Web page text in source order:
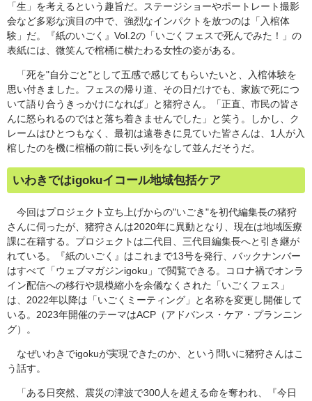
「生」を考えるという趣旨だ。ステージショーやポートレート撮影
会など多彩な演目の中で、強烈なインパクトを放つのは「入棺体
験」だ。『紙のいごく』Vol.2の「いごくフェスで死んでみた！」の
表紙には、微笑んで棺桶に横たわる女性の姿がある。
「死を"自分ごと"として五感で感じてもらいたいと、入棺体験を
思い付きました。フェスの帰り道、その日だけでも、家族で死につ
いて語り合うきっかけになれば」と猪狩さん。「正直、市民の皆さ
んに怒られるのではと落ち着きませんでした」と笑う。しかし、ク
レームはひとつもなく、最初は遠巻きに見ていた皆さんは、1人が入
棺したのを機に棺桶の前に長い列をなして並んだそうだ。
いわきではigokuイコール地域包括ケア
今回はプロジェクト立ち上げからの"いごき"を初代編集長の猪狩
さんに伺ったが、猪狩さんは2020年に異動となり、現在は地域医療
課に在籍する。プロジェクトは二代目、三代目編集長へと引き継が
れている。『紙のいごく』はこれまで13号を発行、バックナンバー
はすべて「ウェブマガジンigoku」で閲覧できる。コロナ禍でオンラ
イン配信への移行や規模縮小を余儀なくされた「いごくフェス」
は、2022年以降は「いごくミーティング」と名称を変更し開催して
いる。2023年開催のテーマはACP（アドバンス・ケア・プランニン
グ）。
なぜいわきでigokuが実現できたのか、という問いに猪狩さんはこ
う話す。
「ある日突然、震災の津波で300人を超える命を奪われ、『今日